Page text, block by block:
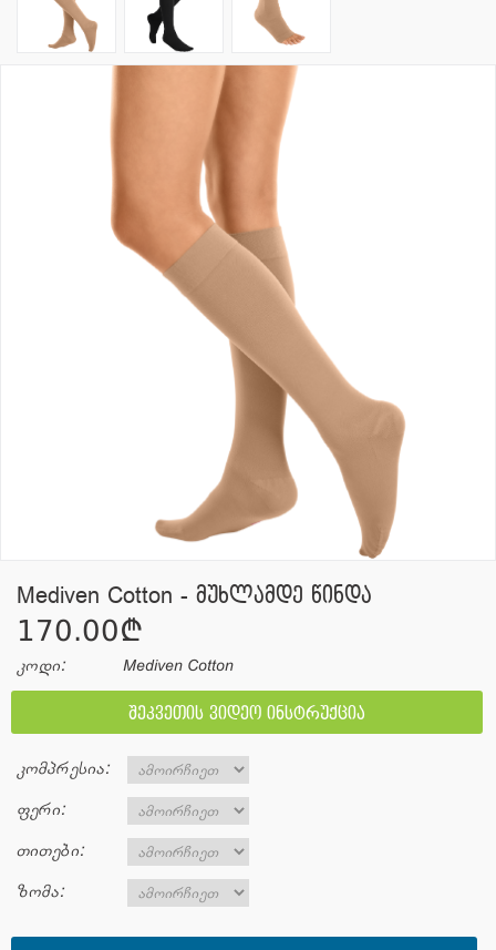
Mediven Cotton - მუხლამდე წინდა
170.00¢
კოდი: Mediven Cotton
შეკვეთის ვიდეო ინსტრუქცია
კომპრესია:
ფერი:
თითები:
ზომა: